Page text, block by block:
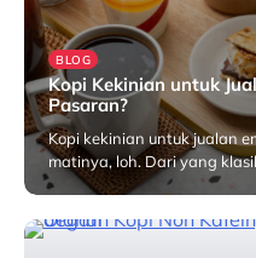
BLOG
Kopi Kekinian untuk
Pasaran?
Kopi kekinian untuk jualan
matinya, loh. Dari yang
Mei 23,